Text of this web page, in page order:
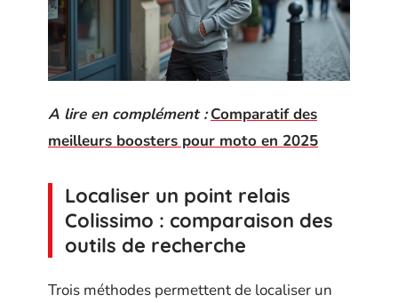
A lire en complément : Comparatif des
meilleurs boosters pour moto en 2025
Localiser un point relais
Colissimo : comparaison des
outils de recherche
Trois méthodes permettent de localiser un